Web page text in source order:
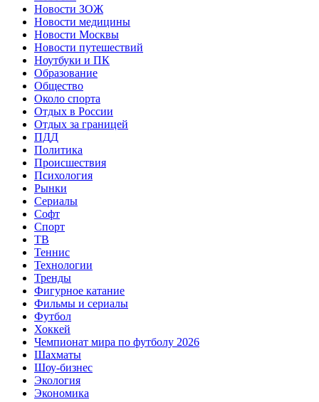
Новости ЗОЖ
Новости медицины
Новости Москвы
Новости путешествий
Ноутбуки и ПК
Образование
Общество
Около спорта
Отдых в России
Отдых за границей
ПДД
Политика
Происшествия
Психология
Рынки
Сериалы
Софт
Спорт
ТВ
Теннис
Технологии
Тренды
Фигурное катание
Фильмы и сериалы
Футбол
Хоккей
Чемпионат мира по футболу 2026
Шахматы
Шоу-бизнес
Экология
Экономика